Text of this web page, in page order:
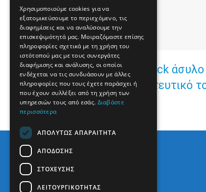
«Screening», fast-track
αλλάζει το μεταναστευτικό
Χρησιμοποιούμε cookies για να
εξατομικεύσουμε το περιεχόμενο, τις
διαφημίσεις και να αναλύσουμε την
επισκεψιμότητά μας. Μοιραζόμαστε επίσης
πληροφορίες σχετικά με τη χρήση του
ιστότοπού μας με τους συνεργάτες
διαφήμισης και ανάλυσης, οι οποίοι
ενδέχεται να τις συνδυάσουν με άλλες
πληροφορίες που τους έχετε παράσχει ή
που έχουν συλλέξει από τη χρήση των
υπηρεσιών τους από εσάς. Διαβάστε
περισσότερα
ΑΠΟΛΎΤΩΣ ΑΠΑΡΑΊΤΗΤΑ
ΑΠΌΔΟΣΗΣ
ΣΤΌΧΕΥΣΗΣ
ΛΕΙΤΟΥΡΓΙΚΌΤΗΤΑΣ